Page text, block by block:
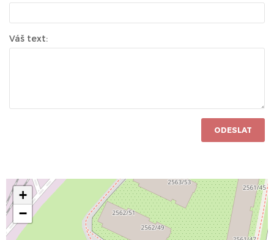
Váš text:
ODESLAT
+
−